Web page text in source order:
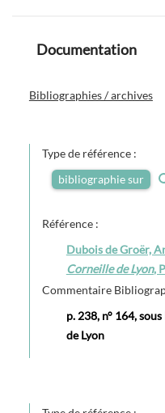
Documentation
Bibliographies / archives
Type de référence :
bibliographie sur
Référence :
Dubois de Groër,
Corneille de Lyon,
Commentaire
p. 238, n° 164,
de Lyon